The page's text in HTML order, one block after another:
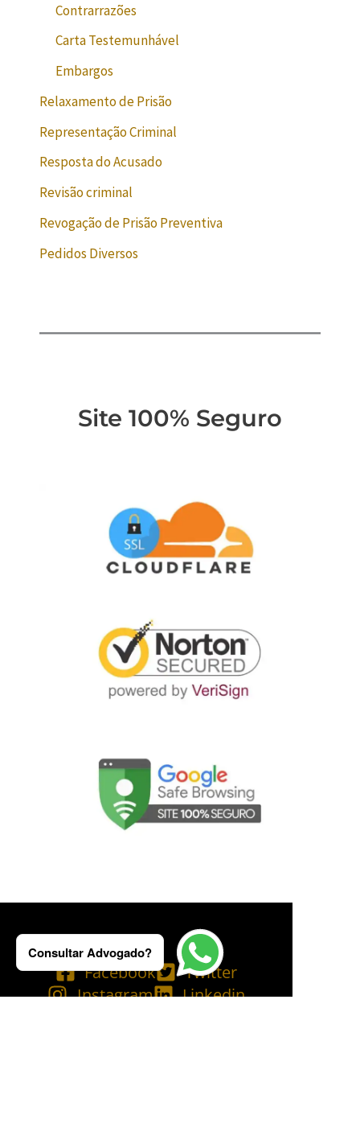
Contrarrazões
Carta Testemunhável
Embargos
Relaxamento de Prisão
Representação Criminal
Resposta do Acusado
Revisão criminal
Revogação de Prisão Preventiva
Pedidos Diversos
Site 100% Seguro
Facebook
Twitter
Instagram
Linkedin
Consultar Advogado?